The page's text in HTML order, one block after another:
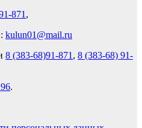
871 ,
kulun01@mail.ru
8 (383-68)91-871 , 8 (383-68) 91-
.